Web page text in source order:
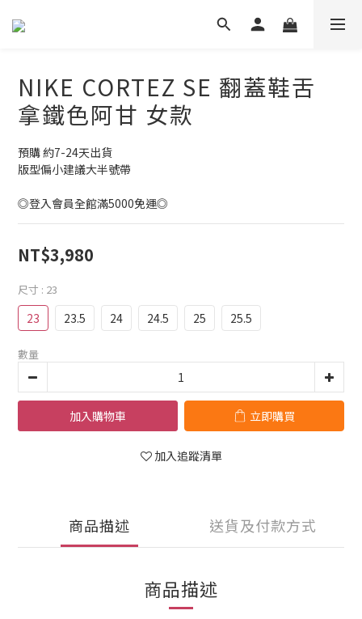
NIKE CORTEZ SE 翻蓋鞋舌
拿鐵色阿甘 女款
預購 約7-24天出貨
版型偏小建議大半號帶
◎登入會員全館滿5000免運◎
NT$3,980
尺寸 : 23
23 23.5 24 24.5 25 25.5
數量
加入購物車 立即購買
加入追蹤清單
商品描述 送貨及付款方式
商品描述